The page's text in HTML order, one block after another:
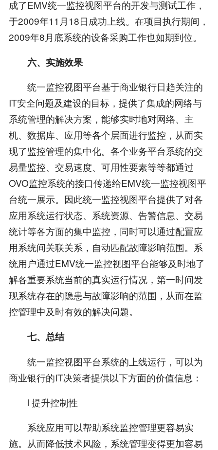
成了EMV统一监控视图平台的开发与测试工作，
于2009年11月18日成功上线。在项目执行期间，
2009年8月底系统的设备采购工作也如期到位。
六、实施效果
统一监控视图平台基于商业银行日趋关注的
IT安全问题及建设的目标，提供了集成的网络与
系统管理的解决方案，能够实时地对网络、主
机、数据库、应用等各个层面进行监控，从而实
现了监控管理的集中化。各个业务平台系统的交
易量监控、交易速度、可用性要素等等都通过
OVO监控系统的接口传递给EMV统一监控视图平
台统一展示。因此统一监控视图平台提供了对各
应用系统运行状态、系统资源、告警信息、交易
统计等各方面的集中监控，同时可以通过配置应
用系统间关联关系，自动匹配故障影响范围。系
统用户通过EMV统一监控视图平台能够及时地了
解各重要系统当前的真实运行情况，第一时间发
现系统存在的隐患与故障影响的范围，从而在监
控管理中及时有效的解决问题。
七、总结
统一监控视图平台系统的上线运行，可以为
商业银行的IT决策者提供以下方面的价值信息：
l 提升控制性
系统应用可以帮助系统监控管理更容易实
施。从而降低技术风险，系统管理变得更加容易